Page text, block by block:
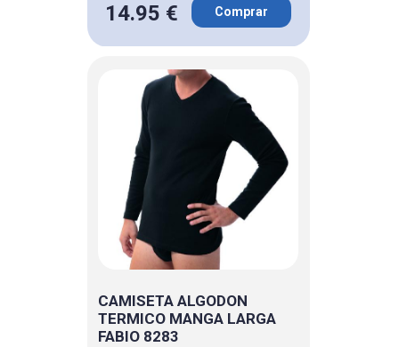
14.95 € Comprar
CAMISETA ALGODON
TERMICO MANGA LARGA
FABIO 8283